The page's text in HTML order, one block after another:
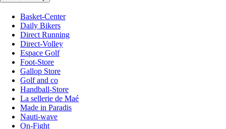
Basket-Center
Daily Bikers
Direct Running
Direct-Volley
Espace Golf
Foot-Store
Gallop Store
Golf and co
Handball-Store
La sellerie de Maé
Made in Paradis
Nauti-wave
On-Fight